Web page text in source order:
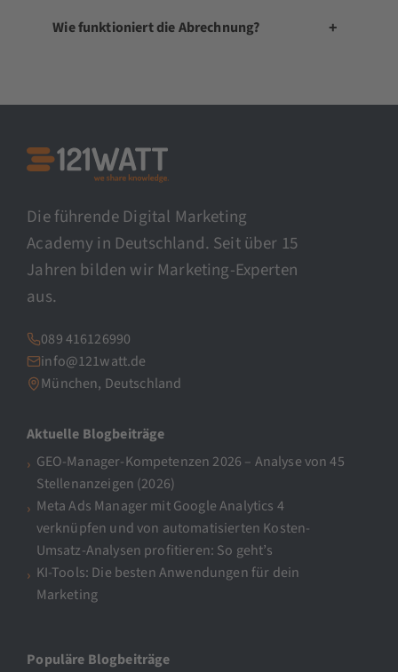
Wie funktioniert die Abrechnung? +
Die führende Digital Marketing
Academy in Deutschland. Seit über 15
Jahren bilden wir Marketing-Experten
aus.
089 416126990
info@121watt.de
München, Deutschland
Aktuelle Blogbeiträge
GEO-Manager-Kompetenzen 2026 – Analyse von 45
Stellenanzeigen (2026)
Meta Ads Manager mit Google Analytics 4
verknüpfen und von automatisierten Kosten-
Umsatz-Analysen profitieren: So geht’s
KI-Tools: Die besten Anwendungen für dein
Marketing
Populäre Blogbeiträge